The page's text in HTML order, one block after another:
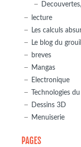
lecture
Les calculs
Le blog du
breves
Mangas
Electronique
Technologies
Dessins 3D
Menuiserie
PAGES